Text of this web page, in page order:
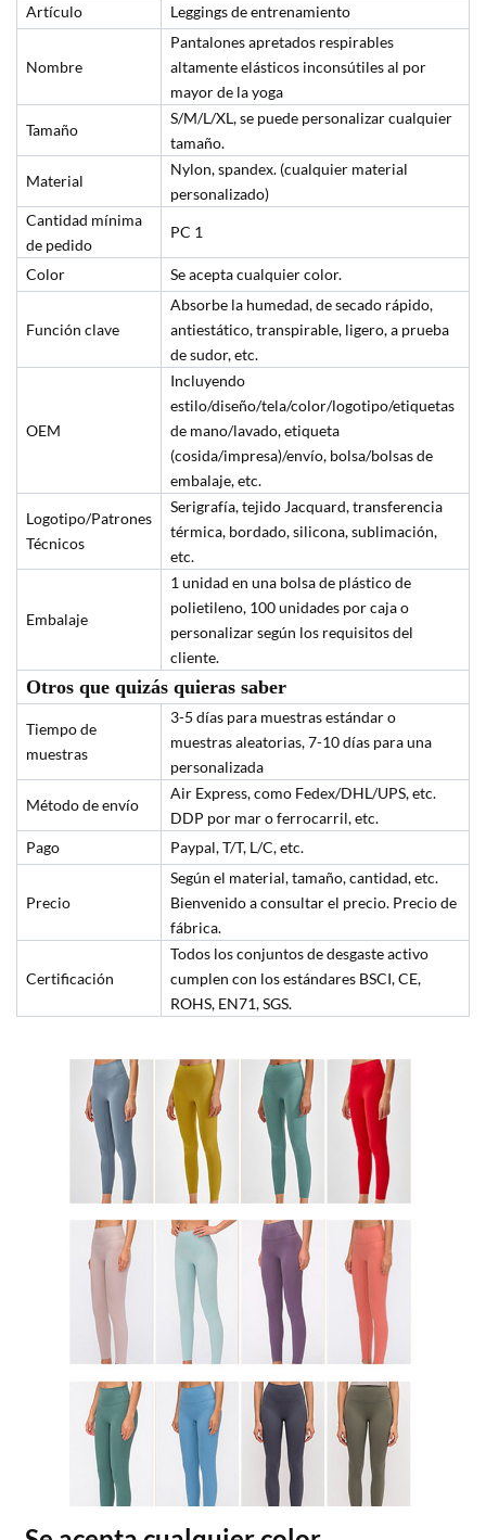
Artículo Leggings de entrenamiento
Nombre
Pantalones apretados respirables
altamente elásticos inconsútiles al por
mayor de la yoga
Tamaño
S/M/L/XL, se puede personalizar cualquier
tamaño.
Material
Nylon, spandex. (cualquier material
personalizado)
Cantidad mínima
de pedido
PC 1
Color Se acepta cualquier color.
Función clave
Absorbe la humedad, de secado rápido,
antiestático, transpirable, ligero, a prueba
de sudor, etc.
OEM
Incluyendo
estilo/diseño/tela/color/logotipo/etiquetas
de mano/lavado, etiqueta
(cosida/impresa)/envío, bolsa/bolsas de
embalaje, etc.
Logotipo/Patrones
Técnicos
Serigrafía, tejido Jacquard, transferencia
térmica, bordado, silicona, sublimación,
etc.
Embalaje
1 unidad en una bolsa de plástico de
polietileno, 100 unidades por caja o
personalizar según los requisitos del
cliente.
Otros que quizás quieras saber
Tiempo de
muestras
3-5 días para muestras estándar o
muestras aleatorias, 7-10 días para una
personalizada
Método de envío
Air Express, como Fedex/DHL/UPS, etc.
DDP por mar o ferrocarril, etc.
Pago
Paypal, T/T, L/C, etc.
Precio
Según el material, tamaño, cantidad, etc.
Bienvenido a consultar el precio. Precio de
fábrica.
Certificación
Todos los conjuntos de desgaste activo
cumplen con los estándares BSCI, CE,
ROHS, EN71, SGS.